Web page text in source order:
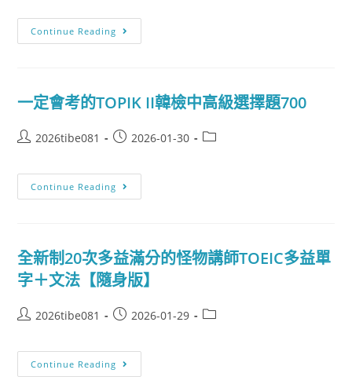
Continue Reading
一定會考的TOPIK II韓檢中高級選擇題700
2026tibe081 2026-01-30
Continue Reading
全新制20次多益滿分的怪物講師TOEIC多益單
字＋文法【隨身版】
2026tibe081 2026-01-29
Continue Reading